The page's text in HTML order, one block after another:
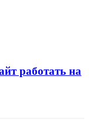
работать на